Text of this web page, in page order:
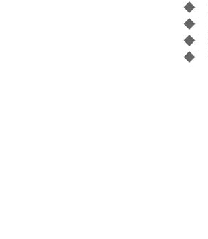
◆
◆
◆
◆